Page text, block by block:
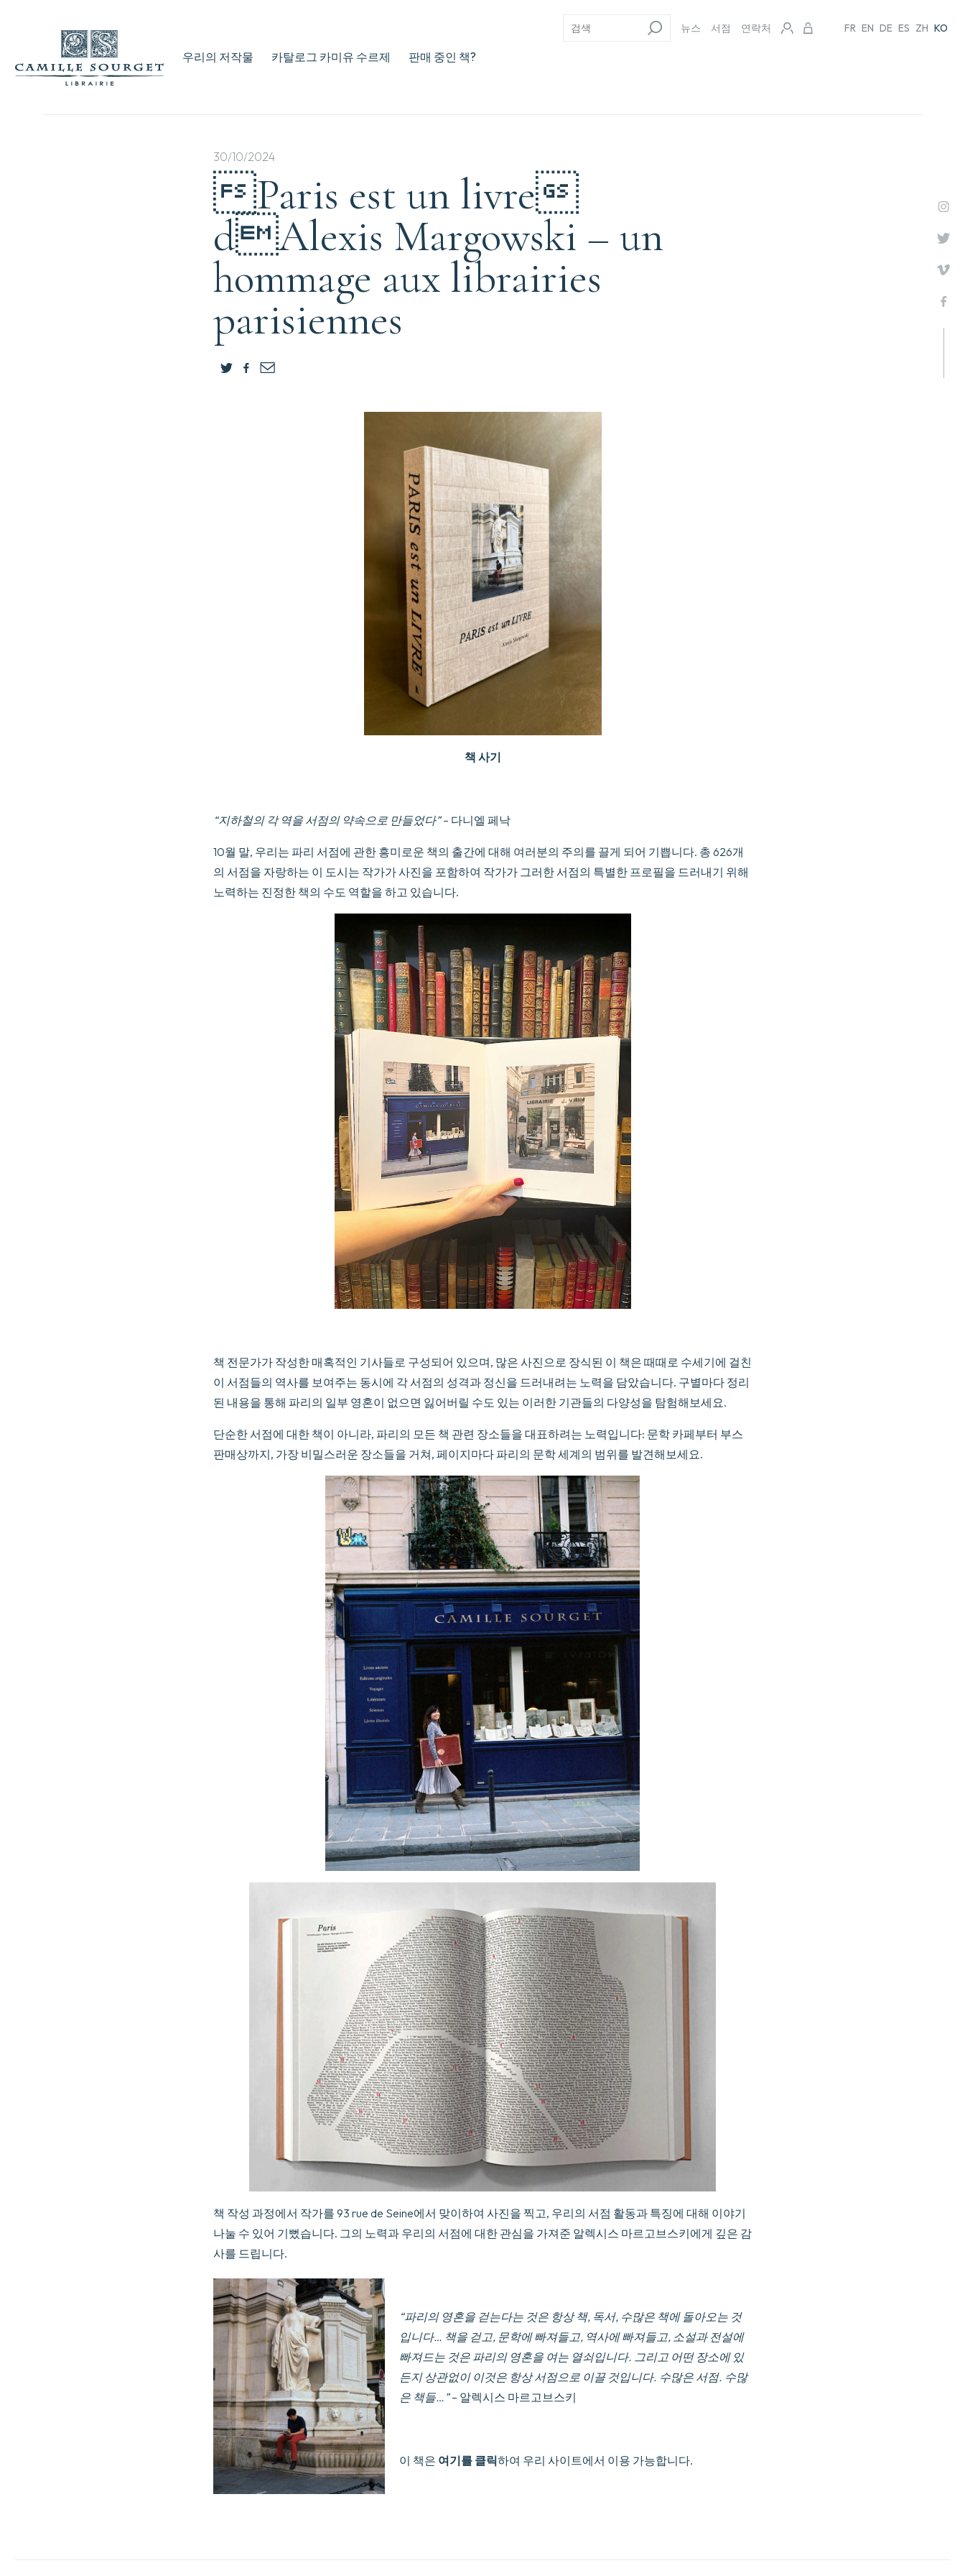
우리의 저작물 카탈로그 카미유 수르제 판매 중인 책?
뉴스 서점 연락처 FR EN DE ES ZH KO
30/10/2024
Paris est un livre
dAlexis Margowski – un
hommage aux librairies
parisiennes
책 사기
“지하철의 각 역을 서점의 약속으로 만들었다”– 다니엘 페낙
10월 말, 우리는 파리 서점에 관한 흥미로운 책의 출간에 대해 여러분의 주의를 끌게 되어 기쁩니다. 총 626개
의 서점을 자랑하는 이 도시는 작가가 사진을 포함하여 작가가 그러한 서점의 특별한 프로필을 드러내기 위해
노력하는 진정한 책의 수도 역할을 하고 있습니다.
책 전문가가 작성한 매혹적인 기사들로 구성되어 있으며, 많은 사진으로 장식된 이 책은 때때로 수세기에 걸친
이 서점들의 역사를 보여주는 동시에 각 서점의 성격과 정신을 드러내려는 노력을 담았습니다. 구별마다 정리
된 내용을 통해 파리의 일부 영혼이 없으면 잃어버릴 수도 있는 이러한 기관들의 다양성을 탐험해보세요.
단순한 서점에 대한 책이 아니라, 파리의 모든 책 관련 장소들을 대표하려는 노력입니다: 문학 카페부터 부스
판매상까지, 가장 비밀스러운 장소들을 거쳐, 페이지마다 파리의 문학 세계의 범위를 발견해보세요.
책 작성 과정에서 작가를 93 rue de Seine에서 맞이하여 사진을 찍고, 우리의 서점 활동과 특징에 대해 이야기
나눌 수 있어 기뻤습니다. 그의 노력과 우리의 서점에 대한 관심을 가져준 알렉시스 마르고브스키에게 깊은 감
사를 드립니다.
“파리의 영혼을 걷는다는 것은 항상 책, 독서, 수많은 책에 돌아오는 것
입니다… 책을 걷고, 문학에 빠져들고, 역사에 빠져들고, 소설과 전설에
빠져드는 것은 파리의 영혼을 여는 열쇠입니다. 그리고 어떤 장소에 있
든지 상관없이 이것은 항상 서점으로 이끌 것입니다. 수많은 서점. 수많
은 책들…”– 알렉시스 마르고브스키
이 책은 여기를 클릭하여 우리 사이트에서 이용 가능합니다.